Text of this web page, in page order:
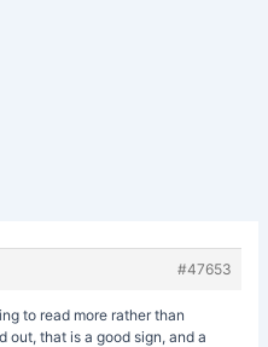
#47653
to read more rather than
out, that is a good sign, and a